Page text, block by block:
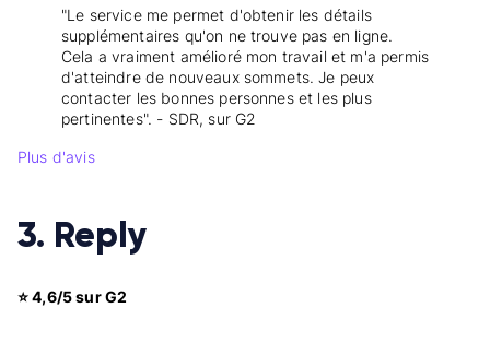
"Le service me permet d'obtenir les détails
supplémentaires qu'on ne trouve pas en ligne.
Cela a vraiment amélioré mon travail et m'a permis
d'atteindre de nouveaux sommets. Je peux
contacter les bonnes personnes et les plus
pertinentes". - SDR, sur G2
Plus d'avis
3. Reply
⭐ 4,6/5 sur G2